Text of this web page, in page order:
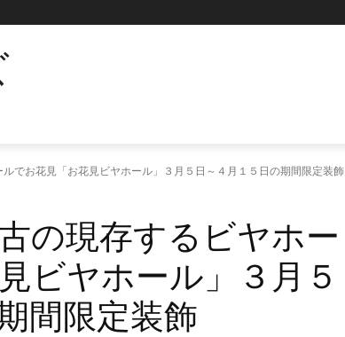
でお花見「お花見ビヤホール」３月５日～４月１５日の期間限定装飾
の現存するビヤホー
ビヤホール」３月５
間限定装飾